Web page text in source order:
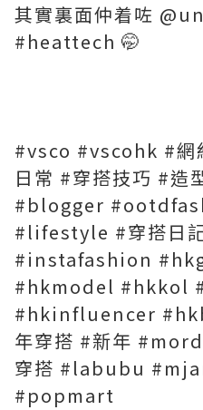
其實裏面仲着咗
#heattech 🤭
#vsco #vscohk #網
日常 #穿搭技巧 #
#blogger
#lifestyle #穿搭日
#instafashion
#hkmodel #hkkol
#hkinfluencer
年穿搭 #新年
穿搭 #labubu
#popmart